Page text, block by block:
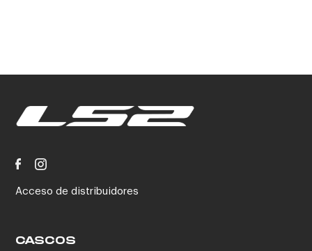
Acceso de distribuidores
CASCOS